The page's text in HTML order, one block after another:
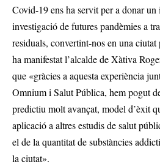
Covid-19 ens ha servit per a donar
investigació de futures pandèmies a
residuals, convertint-nos en una ciutat
ha manifestat l’alcalde de Xàtiva
que «gràcies a aquesta experiència
Omnium i Salut Pública, hem pogut
predictiu molt avançat, model d’èxit
aplicació a altres estudis de salut
el de la quantitat de substàncies
la ciutat».